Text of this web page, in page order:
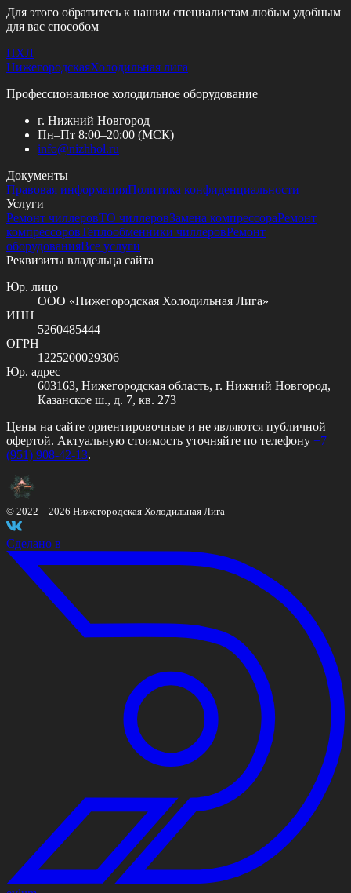
Для этого обратитесь к нашим специалистам любым удобным
для вас способом
НХЛ
НижегородскаяХолодильная лига
Профессиональное холодильное оборудование
г. Нижний Новгород
Пн–Пт 8:00–20:00 (МСК)
info@nizhhol.ru
Документы
Правовая информацияПолитика конфиденциальности
Услуги
Ремонт чиллеровТО чиллеровЗамена компрессораРемонт
компрессоровТеплообменники чиллеровРемонт
оборудованияВсе услуги
Реквизиты владельца сайта
Юр. лицо
ООО «Нижегородская Холодильная Лига»
ИНН
5260485444
ОГРН
1225200029306
Юр. адрес
603163, Нижегородская область, г. Нижний Новгород,
Казанское ш., д. 7, кв. 273
Цены на сайте ориентировочные и не являются публичной
офертой. Актуальную стоимость уточняйте по телефону +7
(951) 908-42-13.
© 2022 – 2026 Нижегородская Холодильная Лига
Сделано в